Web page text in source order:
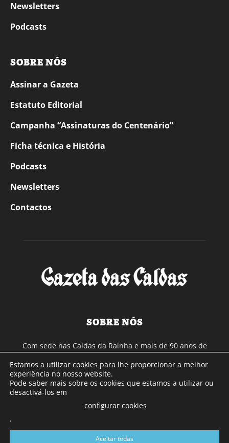
Newsletters
Podcasts
SOBRE NÓS
Assinar a Gazeta
Estatuto Editorial
Campanha “Assinaturas do Centenário”
Ficha técnica e História
Podcasts
Newsletters
Contactos
SOBRE NÓS
Com sede nas Caldas da Rainha e mais de 90 anos de
a sul de distrito de Leiria, com mais de 40.000 leitores por
toda a região Oeste. Jornal com distribuição em Portugal
Continental e assinatura online.
SIGA-NOS
Estamos a utilizar cookies para lhe proporcionar a melhor
experiência no nosso website.
Pode saber mais sobre os cookies que estamos a utilizar ou
desactivá-los em
configurar cookies
.
Aceitar todas